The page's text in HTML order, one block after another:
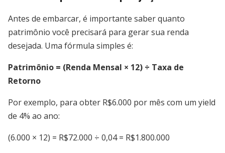
Antes de embarcar, é importante saber quanto
patrimônio você precisará para gerar sua renda
desejada. Uma fórmula simples é:
Patrimônio = (Renda Mensal × 12) ÷ Taxa de
Retorno
Por exemplo, para obter R$6.000 por mês com um yield
de 4% ao ano:
(6.000 × 12) = R$72.000 ÷ 0,04 = R$1.800.000